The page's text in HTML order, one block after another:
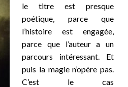
le titre est presque
poétique, parce que
l’histoire est engagée,
parce que l’auteur a un
parcours intéressant. Et
puis la magie n’opère pas.
C’est le cas